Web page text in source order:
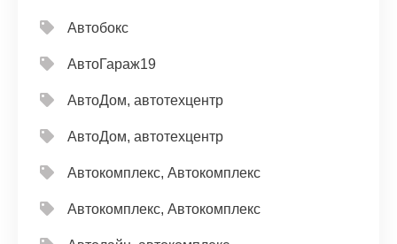
Автобокс
АвтоГараж19
АвтоДом, автотехцентр
АвтоДом, автотехцентр
Автокомплекс, Автокомплекс
Автокомплекс, Автокомплекс